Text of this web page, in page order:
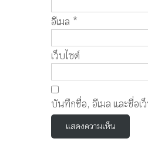
อีเมล *
เว็บไซต์
บันทึกชื่อ, อีเมล และชื่อเ